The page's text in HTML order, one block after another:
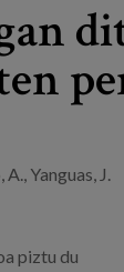
Yanguas, J.
piztu du